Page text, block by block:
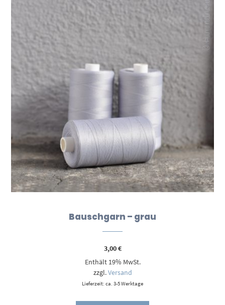
Bauschgarn – grau
3,00€
Enthält 19% MwSt.
zzgl.Versand
Lieferzeit: ca. 3-5 Werktage